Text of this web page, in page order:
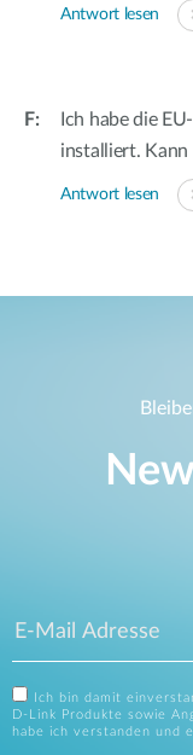
Antwort lesen
Ich habe die
installiert. Kann
Antwort lesen
Ich bin damit
D-Link Produkte sowie
habe ich verstanden und